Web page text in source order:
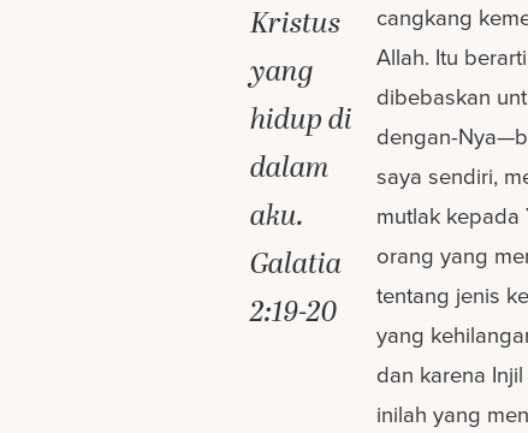
Kristus
yang
hidup di
dalam
aku.
Galatia
2:19-20
cangkang
Allah. Itu
dibebaskan
dengan-
saya sendiri,
mutlak kepada
orang yang
tentang jenis
yang
dan karena
inilah yang